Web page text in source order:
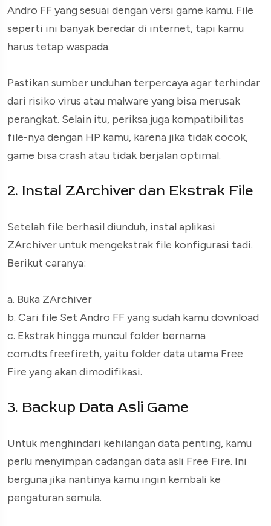
Andro FF yang sesuai dengan versi game kamu. File
seperti ini banyak beredar di internet, tapi kamu
harus tetap waspada.
Pastikan sumber unduhan terpercaya agar terhindar
dari risiko virus atau malware yang bisa merusak
perangkat. Selain itu, periksa juga kompatibilitas
file-nya dengan HP kamu, karena jika tidak cocok,
game bisa crash atau tidak berjalan optimal.
2. Instal ZArchiver dan Ekstrak File
Setelah file berhasil diunduh, instal aplikasi
ZArchiver untuk mengekstrak file konfigurasi tadi.
Berikut caranya:
a. Buka ZArchiver
b. Cari file Set Andro FF yang sudah kamu download
c. Ekstrak hingga muncul folder bernama
com.dts.freefireth, yaitu folder data utama Free
Fire yang akan dimodifikasi.
3. Backup Data Asli Game
Untuk menghindari kehilangan data penting, kamu
perlu menyimpan cadangan data asli Free Fire. Ini
berguna jika nantinya kamu ingin kembali ke
pengaturan semula.